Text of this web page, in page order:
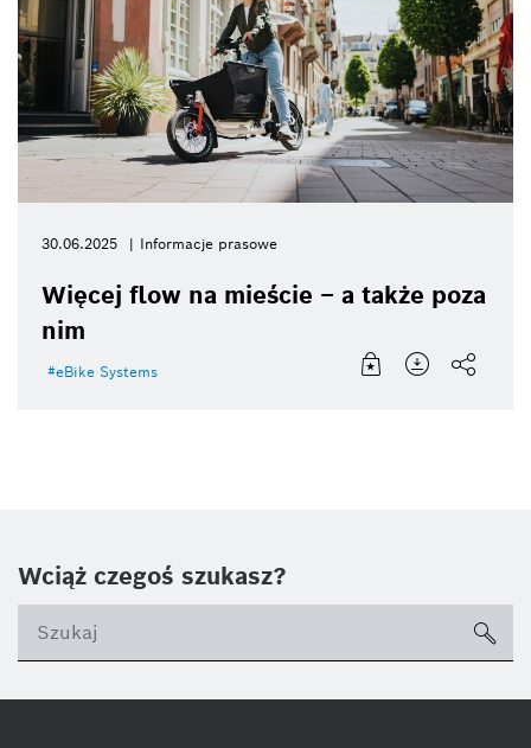
30.06.2025 Informacje prasowe
Więcej flow na mieście – a także poza
nim
eBike Systems
Wciąż czegoś szukasz?